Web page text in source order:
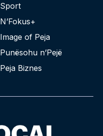
Sport
N’Fokus+
Image of Peja
Punësohu n’Pejë
Peja Biznes